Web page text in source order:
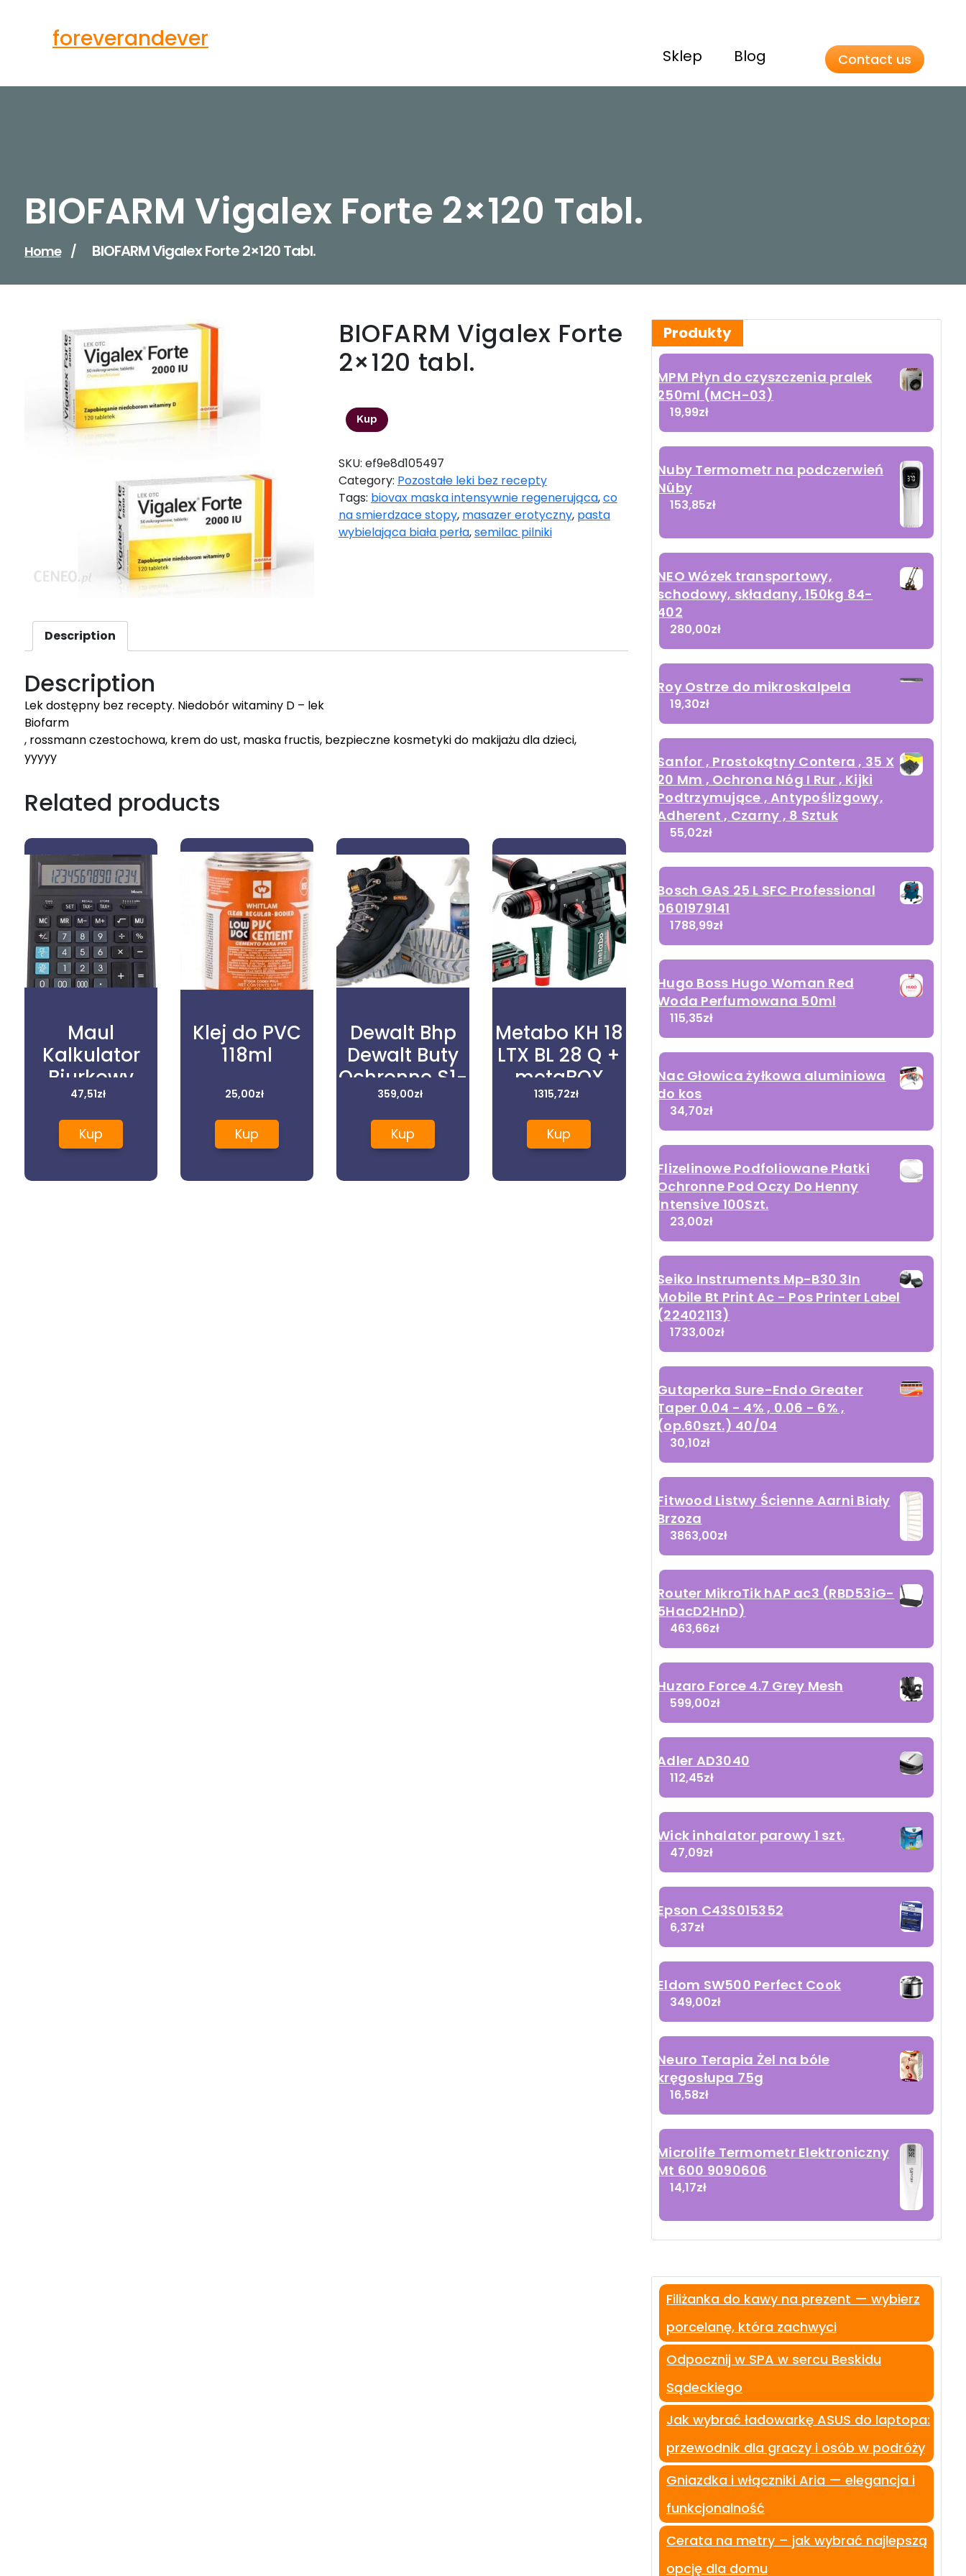
foreverandever
Sklep Blog Contact us
BIOFARM Vigalex Forte 2×120 Tabl.
Home / BIOFARM Vigalex Forte 2×120 Tabl.
BIOFARM Vigalex Forte
2×120 tabl.
Kup
SKU: ef9e8d105497
Category: Pozostałe leki bez recepty
Tags: biovax maska intensywnie regenerująca,co
na smierdzace stopy, masazer erotyczny, pasta
wybielająca biała perła,semilac pilniki
Description
Description
Lek dostępny bez recepty. Niedobór witaminy D – lek
Biofarm
, rossmann czestochowa, krem do ust, maska fructis, bezpieczne kosmetyki do makijażu dla dzieci,
yyyyy
Related products
Maul
Kalkulator
Biurkowy
Mxl14
Business
(7267490)
47,51zł
Kup
Klej do PVC
118ml
25,00zł
Kup
Dewalt Bhp
Dewalt Buty
Ochronne S1-
P Laser
Buffalo
359,00zł
Kup
Metabo KH 18
LTX BL 28 Q +
metaBOX
(bez
akumulatora
i ładowarki)
1315,72zł
Kup
Produkty
MPM Płyn do czyszczenia pralek
250ml (MCH-03)
19,99zł
Nuby Termometr na podczerwień
Nûby
153,85zł
NEO Wózek transportowy,
schodowy, składany, 150kg 84-
402
280,00zł
Roy Ostrze do mikroskalpela
19,30zł
Sanfor , Prostokątny Contera , 35 X
20 Mm , Ochrona Nóg I Rur , Kijki
Podtrzymujące , Antypoślizgowy,
Adherent , Czarny , 8 Sztuk
55,02zł
Bosch GAS 25 L SFC Professional
0601979141
1788,99zł
Hugo Boss Hugo Woman Red
Woda Perfumowana 50ml
115,35zł
Nac Głowica żyłkowa aluminiowa
do kos
34,70zł
Flizelinowe Podfoliowane Płatki
Ochronne Pod Oczy Do Henny
Intensive 100Szt.
23,00zł
Seiko Instruments Mp-B30 3In
Mobile Bt Print Ac - Pos Printer Label
(22402113)
1733,00zł
Gutaperka Sure-Endo Greater
Taper 0.04 - 4% , 0.06 - 6% ,
(op.60szt.) 40/04
30,10zł
Fitwood Listwy Ścienne Aarni Biały
Brzoza
3863,00zł
Router MikroTik hAP ac3 (RBD53iG-
5HacD2HnD)
463,66zł
Huzaro Force 4.7 Grey Mesh
599,00zł
Adler AD3040
112,45zł
Wick inhalator parowy 1 szt.
47,09zł
Epson C43S015352
6,37zł
Eldom SW500 Perfect Cook
349,00zł
Neuro Terapia Żel na bóle
kręgosłupa 75g
16,58zł
Microlife Termometr Elektroniczny
Mt 600 9090606
14,17zł
Filiżanka do kawy na prezent — wybierz
porcelanę, która zachwyci
Odpocznij w SPA w sercu Beskidu
Sądeckiego
Jak wybrać ładowarkę ASUS do laptopa:
przewodnik dla graczy i osób w podróży
Gniazdka i włączniki Aria — elegancja i
funkcjonalność
Cerata na metry – jak wybrać najlepszą
opcję dla domu